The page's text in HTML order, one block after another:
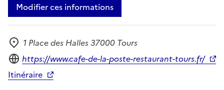
Modifier ces informations
Adresse
1 Place des Halles 37000 Tours
Site internet
https://www.cafe-de-la-poste-restaurant-tours.fr/
Itinéraire